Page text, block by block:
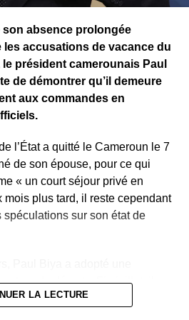
comme l’une des plus
moins 3 800 cas et 1 751
du pays. Face à l’ampleur
appellent à une réponse plus
familles de victimes
meilleur accès aux traitements
sanitaires.
professionnels de santé restent
relâche au contact des
chez certains, à l’image
des risques pour lui-même et
être
puis
son absence prolongée
les accusations de vacance du
président camerounais Paul
de démontrer qu’il demeure
aux commandes en
l’État a quitté le Cameroun le 7
de son épouse, pour ce qui
« un court séjour privé en
mois plus tard, il reste cependant
sur son état de
de décrets. Fin juillet, il a
à finaliser des accords
LA LECTURE